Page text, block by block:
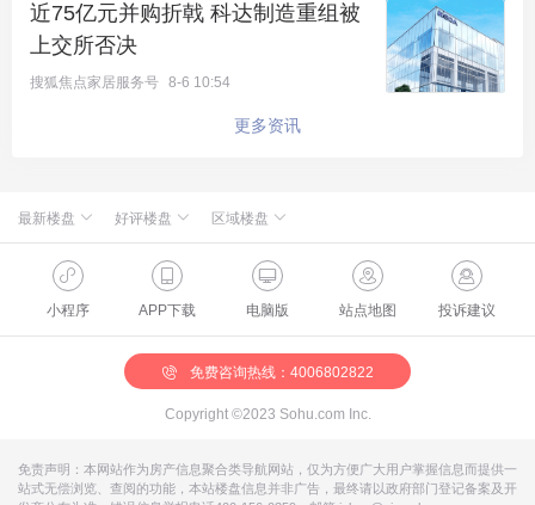
声明：研究成果归焦点研究院所有，任何机构或个人
2020年全年北京土地市场综述
土地交易“量跌价升”
根据焦点研究院统计，2020年全年，北京市通过公开
市场交易的房地产开发用地58宗。其中住宅用地48
宗，占地面积292.11万平方米，较2019年同期下降1
13%；成交金额1737.55亿元，较2019年同期上升1
近75亿元并购折戟 科达制造重组被
上交所否决
搜狐焦点家居服务号 8-6 10:54
更多资讯
最新楼盘 好评楼盘 区域楼盘
绿城·朗月和风 新航城世界映
怀柔国贤府
缦合北京
懋源·騴橒臺
北京城建·文华知筑
北京城建·和知筑|铂瑞
北京建工·嘉棠雅序
国樾天颂
北京楼盘
石景山楼盘
昌平楼盘
大兴楼盘
房山楼盘
朝阳楼盘
通州楼盘
桃源新都孔雀城 华银天鹅湖
温泉新都孔雀城
中海北京世家
燕都古城·和园
中冶兴隆新城·红石郡
路劲阳光城
富力和园
小程序 APP下载 电脑版 站点地图 投诉建议
免费咨询热线：4006802822
Copyright ©2023 Sohu.com Inc.
免责声明：本网站作为房产信息聚合类导航网站，仅为方便广大用户掌握信息而提供一
站式无偿浏览、查阅的功能，本站楼盘信息并非广告，最终请以政府部门登记备案及开